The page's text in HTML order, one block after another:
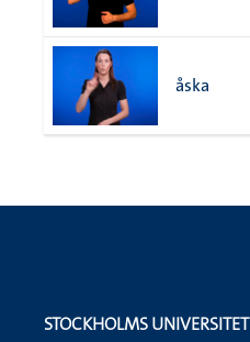
åska
STOCKHOLMS UNIVERSITET